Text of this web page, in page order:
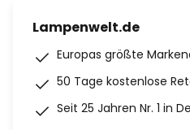
Lampenwelt.de
Europas größte
50 Tage kostenlose
Seit 25 Jahren Nr. 1 in